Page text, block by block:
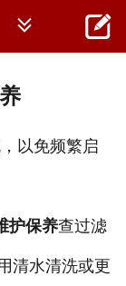
 首页
 
以免频繁启
护保养查过滤
清水清洗或更